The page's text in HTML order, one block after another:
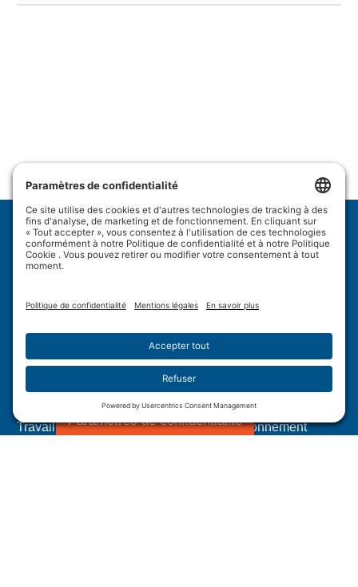
Paramètres de confidentialité
209 Wulftec
Politique de confidentialité
Avis de non-responsabilité
Politique en matière de témoins
Conditions d’utilisation
Plan du site
Travail forcé dans les chaînes d'approvisionnement